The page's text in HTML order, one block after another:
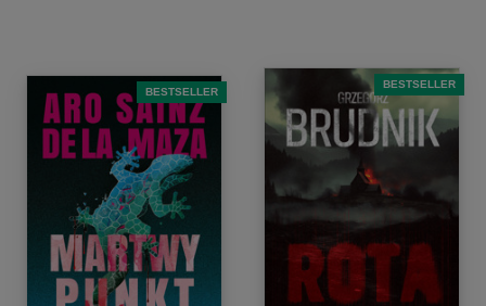
BESTSELLER
BESTSELLER